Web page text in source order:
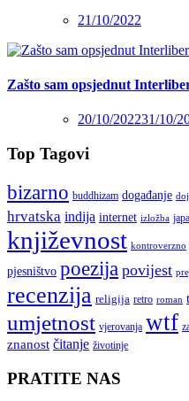
21/10/2022
Zašto sam opsjednut
20/10/202231/10/
Top Tagovi
bizarno buddhizam događanje
hrvatska indija internet izložba
književnost kontroverzno
pjesništvo poezija povijest
recenzija religija retro roman
umjetnost vjerovanja wtf
znanost čitanje životinje
PRATITE NAS